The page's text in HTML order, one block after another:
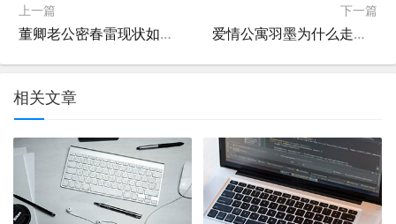
上一篇
董卿老公密春雷现状如何(董卿老公密春雷是哪里人)
下一篇
爱情公寓羽墨为什么走秦羽墨为什么离开爱情公寓了
相关文章